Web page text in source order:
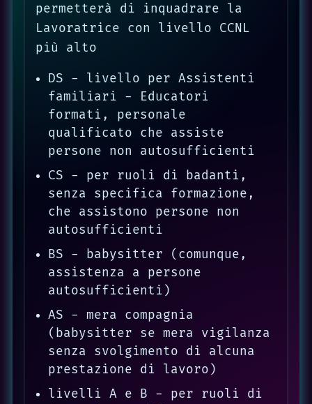
permetterà di inquadrare la
Lavoratrice con livello CCNL
più alto
DS - livello per Assistenti
familiari - Educatori
formati, personale
qualificato che assiste
persone non autosufficienti
CS - per ruoli di badanti,
senza specifica formazione,
che assistono persone non
autosufficienti
BS - babysitter (comunque,
assistenza a persone
autosufficienti)
AS - mera compagnia
(babysitter se mera vigilanza
senza svolgimento di alcuna
prestazione di lavoro)
livelli A e B - per ruoli di